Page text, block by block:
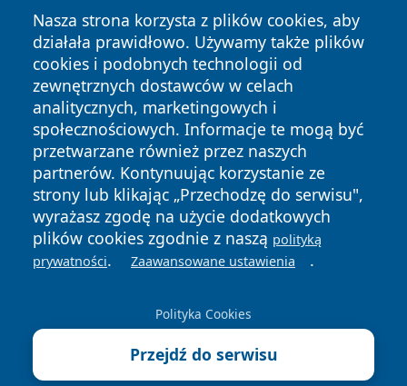
Nasza strona korzysta z plików cookies, aby
działała prawidłowo. Używamy także plików
cookies i podobnych technologii od
zewnętrznych dostawców w celach
analitycznych, marketingowych i
społecznościowych. Informacje te mogą być
przetwarzane również przez naszych
partnerów. Kontynuując korzystanie ze
strony lub klikając „Przechodzę do serwisu",
wyrażasz zgodę na użycie dodatkowych
plików cookies zgodnie z naszą polityką
prywatności. Zaawansowane ustawienia .
Polityka Cookies
Przejdź do serwisu
Copyright © 2026 pulsbydgoszczy.pl Wszystkie prawa
zastrzeżone.
News Autorzy
Polityka
Prywatności
Polityka
Cookies